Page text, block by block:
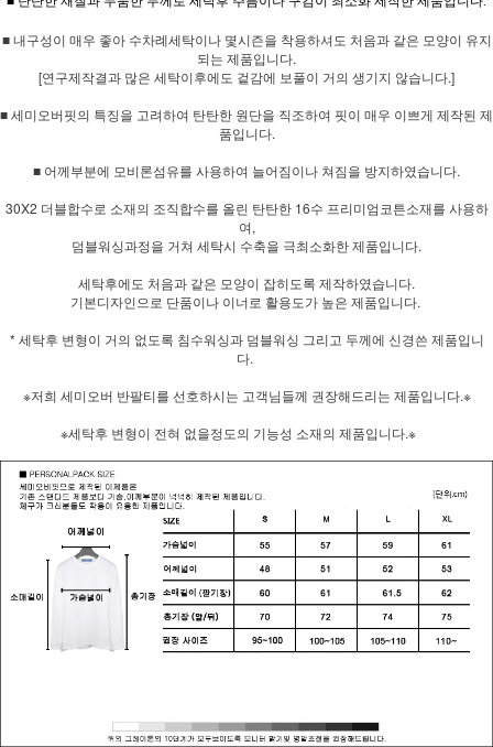
■ 내구성이 매우 좋아 수차례세탁이나 몇시즌을 착용하셔도 처음과 같은 모양이 유지
되는 제품입니다.
[연구제작결과 많은 세탁이후에도 겉감에 보풀이 거의 생기지 않습니다.]
■ 세미오버핏의 특징을 고려하여 탄탄한 원단을 직조하여 핏이 매우 이쁘게 제작된 제
품입니다.
■ 어께부분에 모비론섬유를 사용하여 늘어짐이나 쳐짐을 방지하였습니다.
30X2 더블합수로 소재의 조직합수를 올린 탄탄한 16수 프리미엄코튼소재를 사용하
여,
덤블워싱과정을 거쳐 세탁시 수축을 극최소화한 제품입니다.
세탁후에도 처음과 같은 모양이 잡히도록 제작하였습니다.
기본디자인으로 단품이나 이너로 활용도가 높은 제품입니다.
* 세탁후 변형이 거의 없도록 침수워싱과 덤블워싱 그리고 두께에 신경쓴 제품입니
다.
※저희 세미오버 반팔티를 선호하시는 고객님들께 권장해드리는 제품입니다.※
※세탁후 변형이 전혀 없을정도의 기능성 소재의 제품입니다.※